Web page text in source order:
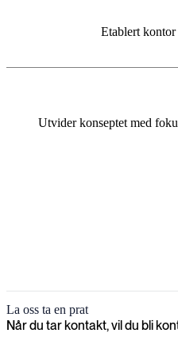
Etablert
Utvider konseptet med
La oss ta en prat
Når du tar kontakt, vil du bli